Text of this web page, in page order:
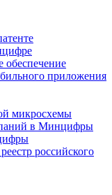
обеспечение
приложения
микросхемы
в Минцифры
российского